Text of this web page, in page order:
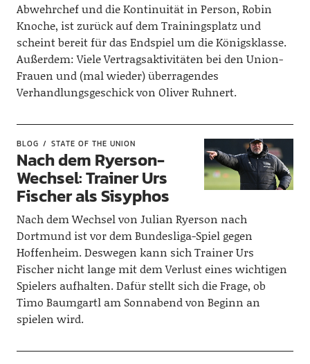
Abwehrchef und die Kontinuität in Person, Robin
Knoche, ist zurück auf dem Trainingsplatz und
scheint bereit für das Endspiel um die Königsklasse.
Außerdem: Viele Vertragsaktivitäten bei den Union-
Frauen und (mal wieder) überragendes
Verhandlungsgeschick von Oliver Ruhnert.
BLOG STATE OF THE UNION
Nach dem Ryerson-
Wechsel: Trainer Urs
Fischer als Sisyphos
Nach dem Wechsel von Julian Ryerson nach
Dortmund ist vor dem Bundesliga-Spiel gegen
Hoffenheim. Deswegen kann sich Trainer Urs
Fischer nicht lange mit dem Verlust eines wichtigen
Spielers aufhalten. Dafür stellt sich die Frage, ob
Timo Baumgartl am Sonnabend von Beginn an
spielen wird.